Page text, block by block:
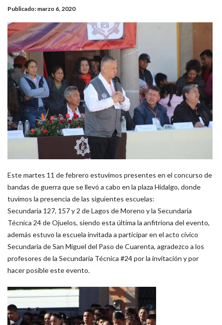
Publicado: marzo 6, 2020
Este martes 11 de febrero estuvimos presentes en el concurso de
bandas de guerra que se llevó a cabo en la plaza Hidalgo, donde
tuvimos la presencia de las siguientes escuelas:
Secundaria 127, 157 y 2 de Lagos de Moreno y la Secundaria
Técnica 24 de Ojuelos, siendo esta última la anfitriona del evento,
además estuvo la escuela invitada a participar en el acto cívico
Secundaria de San Miguel del Paso de Cuarenta, agradezco a los
profesores de la Secundaria Técnica #24 por la invitación y por
hacer posible este evento.